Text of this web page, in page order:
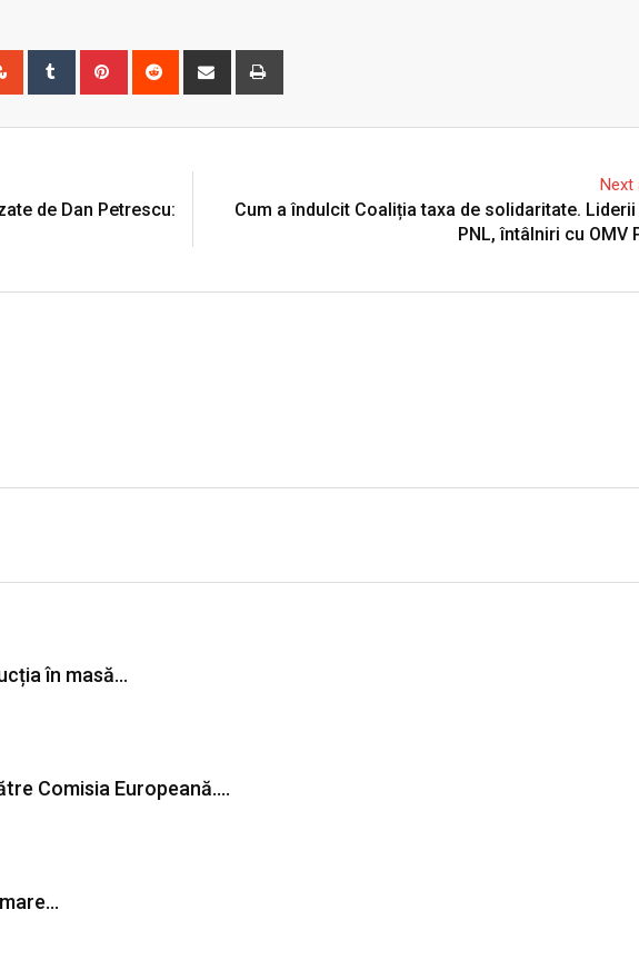
StumbleUpon
Tumblr Pinterest Reddit
Share
de Dan Petrescu:
Next
Cum a îndulcit Coaliția taxa de solidaritate. Liderii
PNL, întâlniri cu OMV
în masă…
Comisia Europeană.…